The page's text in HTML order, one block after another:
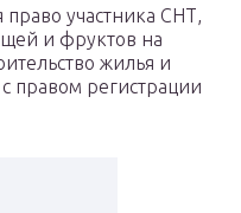
право участника СНТ,
и фруктов на
жилья и
правом регистрации